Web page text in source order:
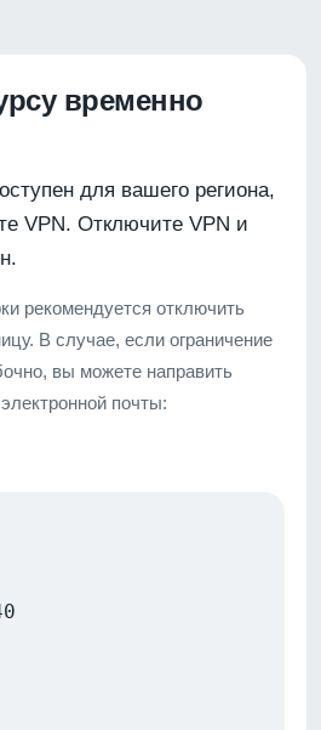
временно
для вашего региона,
VPN. Отключите VPN и
рекомендуется отключить
В случае, если ограничение
вы можете направить
почты: